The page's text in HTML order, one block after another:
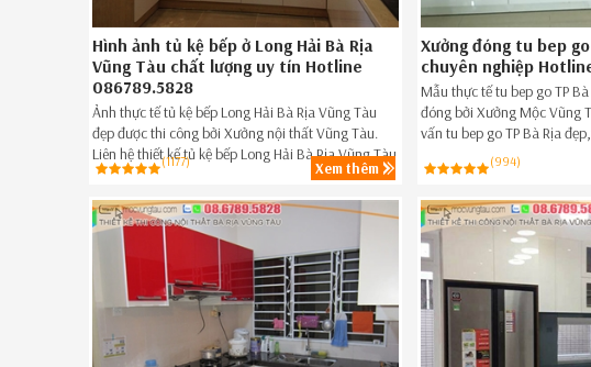
Hình ảnh tủ kệ bếp ở Long Hải Bà Rịa
Vũng Tàu chất lượng uy tín Hotline
086789.5828
Ảnh thực tế tủ kệ bếp Long Hải Bà Rịa Vũng Tàu
đẹp được thi công bởi Xưởng nội thất Vũng Tàu.
Liên hệ thiết kế tủ kệ bếp Long Hải Bà Rịa Vũng Tàu
đẹp giá rẻ,tủ kệ bếp đẹp giá rẻ Long Hải Bà Rịa
Vũng Tàu ngay hôm nay Hotline 086789.5828.
(1177) Xem thêm
Xưởng đóng tu bep
chuyên nghiệp
Mẫu thực tế tu bep go TP
đóng bởi Xưởng Mộc Vũng
vấn tu bep go TP Bà Rịa
Rịa ngay hôm nay Hotline
(994)